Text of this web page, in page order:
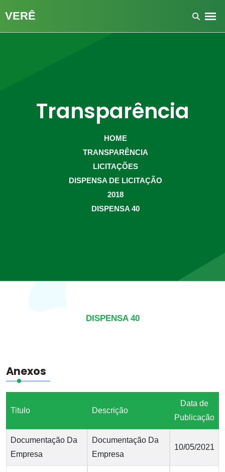
Transparência
HOME
TRANSPARÊNCIA
LICITAÇÕES
DISPENSA DE LICITAÇÃO
2018
DISPENSA 40
DISPENSA 40
Anexos
Titulo Descrição
Data de
Publicação
Documentação Da
Empresa
Documentação Da
Empresa
10/05/2021